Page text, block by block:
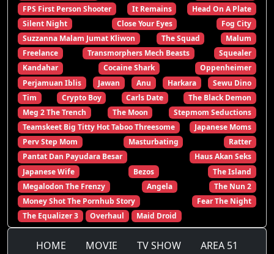
FPS First Person Shooter
It Remains
Head On A Plate
Silent Night
Close Your Eyes
Fog City
Suzzanna Malam Jumat Kliwon
The Squad
Malum
Freelance
Transmorphers Mech Beasts
Squealer
Kandahar
Cocaine Shark
Oppenheimer
Perjamuan Iblis
Jawan Anu Harkara
Sewu Dino
Tim
Crypto Boy Carls Date
The Black Demon
Meg 2 The Trench
The Moon
Stepmom Seductions
Teamskeet Big Titty Hot Taboo Threesome
Japanese Moms
Perv Step Mom
Masturbating
Ratter
Pantat Dan Payudara Besar
Haus Akan Seks
Japanese Wife
Bezos
The Island
Megalodon The Frenzy
Angela
The Nun 2
Money Shot The Pornhub Story
Fear The Night
The Equalizer 3
Overhaul Maid Droid
HOME MOVIE TV SHOW
AREA 51